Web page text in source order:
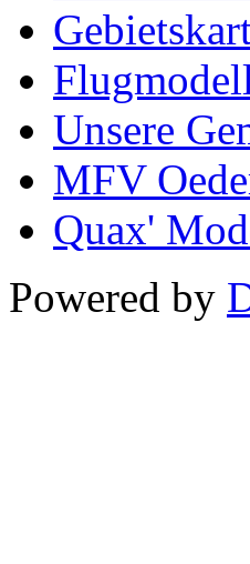
Unsere
MFV
Quax'
Powered by